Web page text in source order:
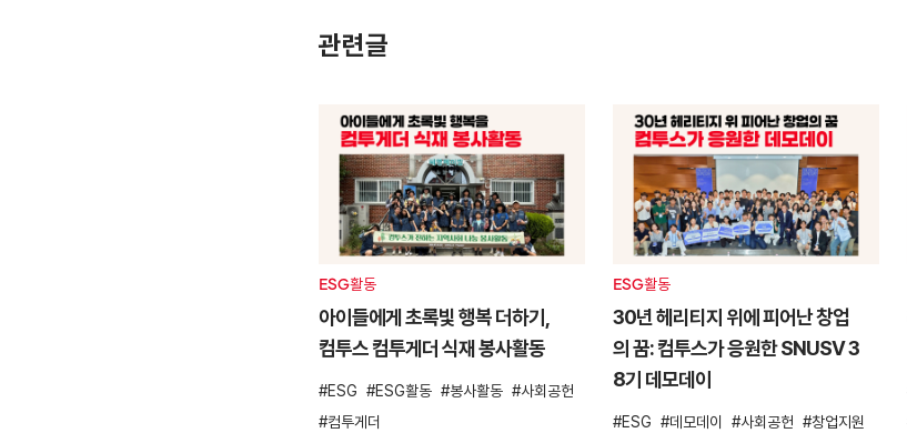
관련글
ESG활동
아이들에게 초록빛 행복 더하기,
컴투스 컴투게더 식재 봉사활동
ESG ESG활동 봉사활동
사회공헌
컴투게더
ESG활동
30년 헤리티지 위에 피어난 창업
의 꿈: 컴투스가 응원한 SNUSV 3
8기 데모데이
ESG 데모데이 사회공헌
창업지원